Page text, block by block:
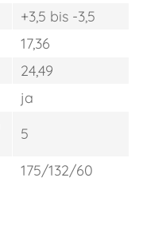
+3,5 bis -3,5
17,36
24,49
ja
5
175/132/60